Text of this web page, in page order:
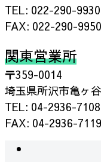
TEL: 022-290-9930
FAX: 022-290-9950
関東営業所
〒359-0014
埼玉県所沢市亀ヶ
TEL: 04-2936-7108
FAX: 04-2936-7119